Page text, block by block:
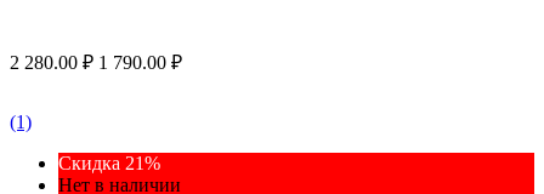
2 280.00 ₽ 1 790.00 ₽
(1)
Скидка 21%
Нет в наличии